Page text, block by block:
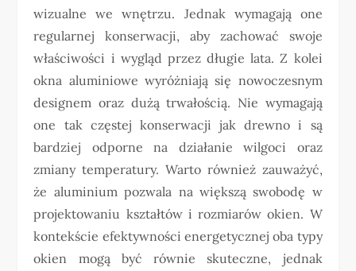
wizualne we wnętrzu. Jednak wymagają one
regularnej konserwacji, aby zachować swoje
właściwości i wygląd przez długie lata. Z kolei
okna aluminiowe wyróżniają się nowoczesnym
designem oraz dużą trwałością. Nie wymagają
one tak częstej konserwacji jak drewno i są
bardziej odporne na działanie wilgoci oraz
zmiany temperatury. Warto również zauważyć,
że aluminium pozwala na większą swobodę w
projektowaniu kształtów i rozmiarów okien. W
kontekście efektywności energetycznej oba typy
okien mogą być równie skuteczne, jednak